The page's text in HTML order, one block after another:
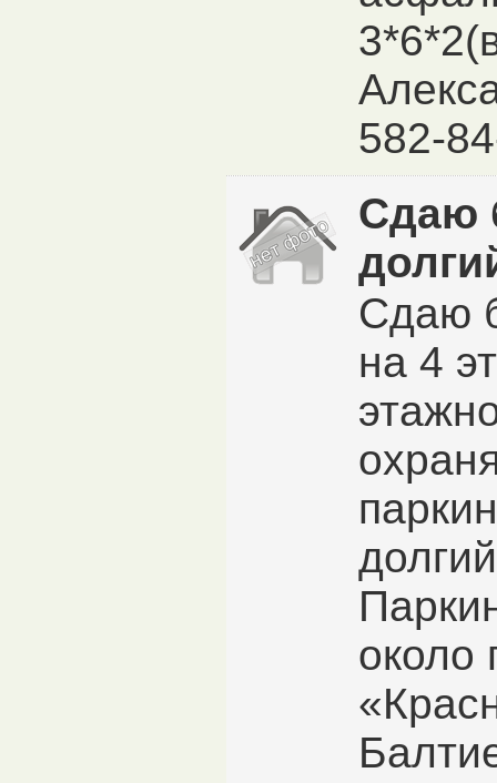
582-
Сдаю
Сдаю
на 4
около